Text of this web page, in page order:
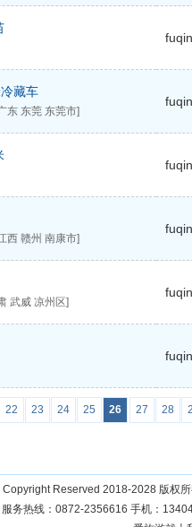
藏车
东 东莞 东莞市]
西 赣州 南康市]
武威 凉州区]
22 23 24 25 26 27 28
Copyright Reserved 2018-2028 版权
服务热线：0872-2356616 手机：